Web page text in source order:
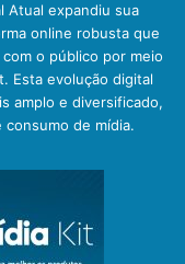
Atual expandiu sua
online robusta que
o público por meio
Esta evolução digital
amplo e diversificado,
de mídia.